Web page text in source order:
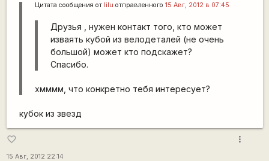
Цитата сообщения от lilu отправленного 15 Авг, 2012 в 07:45
Друзья , нужен контакт того, кто может
изваять кубой из велодеталей (не очень
большой) может кто подскажет?
Спасибо.
хмммм, что конкретно тебя интересует?
кубок из звезд
favorite_border
15 Авг, 2012 22:14
more_vert